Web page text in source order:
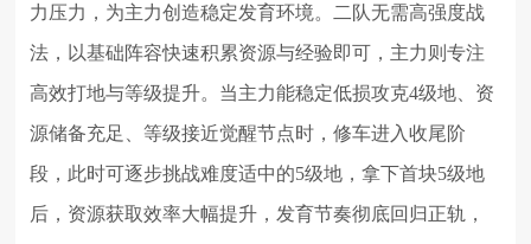
力压力，为主力创造稳定发育环境。二队无需高强度战
法，以基础阵容快速积累资源与经验即可，主力则专注
高效打地与等级提升。当主力能稳定低损攻克4级地、资
源储备充足、等级接近觉醒节点时，修车进入收尾阶
段，此时可逐步挑战难度适中的5级地，拿下首块5级地
后，资源获取效率大幅提升，发育节奏彻底回归正轨，